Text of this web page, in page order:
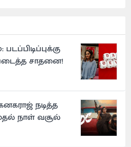
சாதனை!
நடித்த
நாள் வசூல்